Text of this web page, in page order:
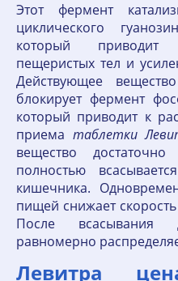
Этот фермент
циклического
который приводит
пещеристых тел и
Действующее
блокирует фермент
который приводит к
приема таблетки
вещество
полностью
кишечника.
пищей снижает
После всасывания
равномерно
Левитра